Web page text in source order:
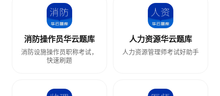
消防操作员华云题库
消防设施操作员职称考试，
快速刷题
人力资源华云题库
人力资源管理师考试好助手